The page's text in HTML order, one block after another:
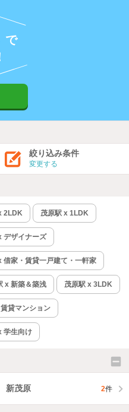
で
絞り込み条件
変更する
2LDK 茂原駅 x 1LDK
デザイナーズ
借家・賃貸一戸建て・一軒家
x 新築＆築浅 茂原駅 x 3LDK
貸マンション
学生向け
新茂原 2件